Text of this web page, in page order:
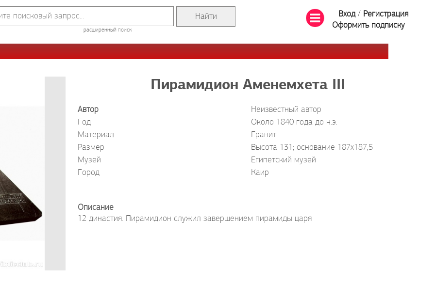
расширенный поиск
Вход/ Регистрация
Оформить подписку
Пирамидион Аменемхета III
Автор
Неизвестный автор
Год
Около 1840 года до н.э.
Материал
Гранит
Размер
Высота 131; основание 187х187,5
Музей
Египетский музей
Город
Каир
Описание
12 династия. Пирамидион служил завершением пирамиды царя